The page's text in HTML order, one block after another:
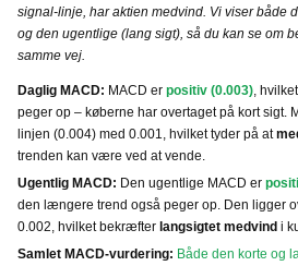
signal-linje, har aktien medvind. Vi viser både
og den ugentlige (lang sigt), så du kan se om
samme vej.
Daglig MACD: MACD er positiv (0.003),
peger op – køberne har overtaget på kort sigt.
linjen (0.004) med 0.001, hvilket tyder på at
trenden kan være ved at vende.
Ugentlig MACD: Den ugentlige MACD er
den længere trend også peger op. Den ligger
0.002, hvilket bekræfter langsigtet medvind i
Samlet MACD-vurdering: Både den korte og